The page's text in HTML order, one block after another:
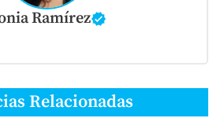
Ramírez
Relacionadas